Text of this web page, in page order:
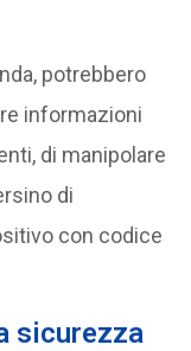
potrebbero
informazioni
di manipolare
di
con codice
sicurezza